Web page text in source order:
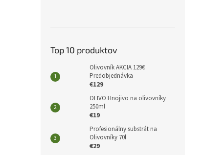
Top 10 produktov
Olivovník AKCIA 129€
Predobjednávka
€129
OLIVO Hnojivo na olivovníky
250ml
€19
Profesionálny substrát na
Olivovníky 70l
€29